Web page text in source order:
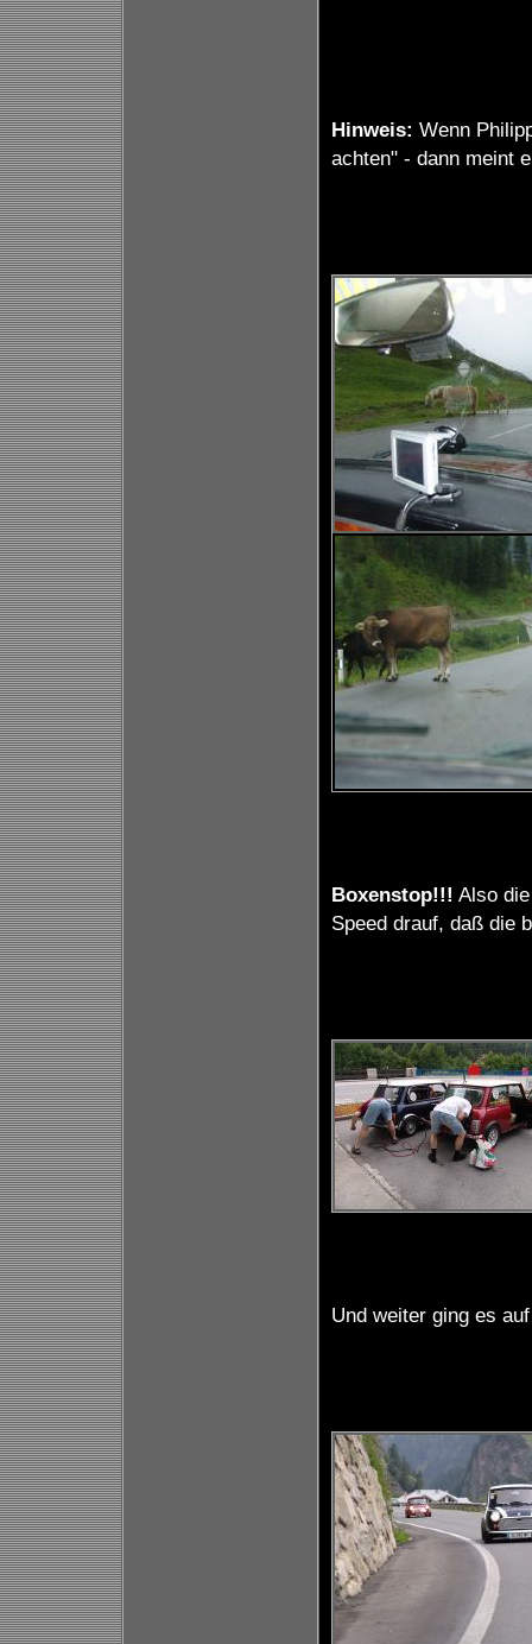
Hinweis: Wenn
achten" - dann meint
Boxenstop!!! Also
Speed drauf, daß die
Und weiter ging es